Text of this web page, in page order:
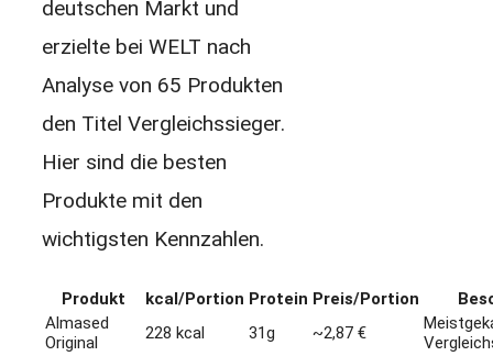
deutschen Markt und
erzielte bei WELT nach
Analyse von 65 Produkten
den Titel Vergleichssieger.
Hier sind die besten
Produkte mit den
wichtigsten Kennzahlen.
Produkt kcal/Portion Protein Preis/Portion
Almased
Original
228 kcal 31g ~2,87 €